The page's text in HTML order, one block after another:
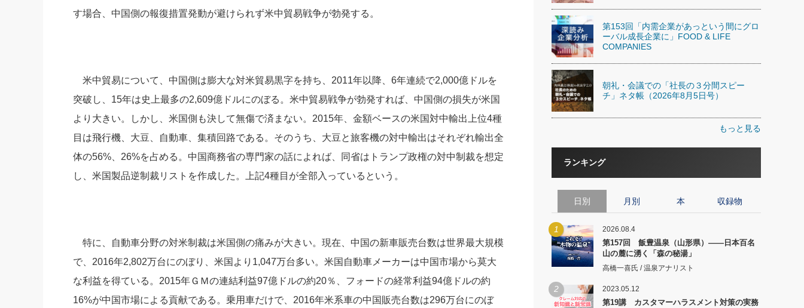
す場合、中国側の報復措置発動が避けられず米中貿易戦争が勃発する。
米中貿易について、中国側は膨大な対米貿易黒字を持ち、2011年以降、6年連続で2,000億ドルを
突破し、15年は史上最多の2,609億ドルにのぼる。米中貿易戦争が勃発すれば、中国側の損失が米国
より大きい。しかし、米国側も決して無傷で済まない。2015年、金額ベースの米国対中輸出上位4種
目は飛行機、大豆、自動車、集積回路である。そのうち、大豆と旅客機の対中輸出はそれぞれ輸出全
体の56%、26%を占める。中国商務省の専門家の話によれば、同省はトランプ政権の対中制裁を想定
し、米国製品逆制裁リストを作成した。上記4種目が全部入っているという。
特に、自動車分野の対米制裁は米国側の痛みが大きい。現在、中国の新車販売台数は世界最大規模
で、2016年2,802万台にのぼり、米国より1,047万台多い。米国自動車メーカーは中国市場から莫大
な利益を得ている。2015年ＧＭの連結利益97億ドルの約20％、フォードの経常利益94億ドルの約
16%が中国市場による貢献である。乗用車だけで、2016年米系車の中国販売台数は296万台にのぼ
第153回「内需企業があっという間にグロ
ーバル成長企業に」FOOD & LIFE
COMPANIES
朝礼・会議での「社長の３分間スピー
チ」ネタ帳（2026年8月5日号）
もっと見る
ランキング
日別 月別 本 収録物
1 2026.08.4
第157回 飯豊温泉（山形県）――日本百名
山の麓に湧く「森の秘湯」
高橋一喜氏 / 温泉アナリスト
2 2023.05.12
第19講 カスタマーハラスメント対策の実務